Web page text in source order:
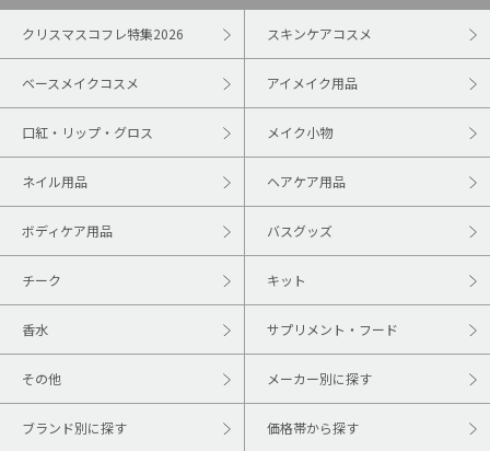
クリスマスコフレ特集2026 スキンケアコスメ
ベースメイクコスメ アイメイク用品
口紅・リップ・グロス メイク小物
ネイル用品 ヘアケア用品
ボディケア用品 バスグッズ
チーク キット
香水 サプリメント・フード
その他 メーカー別に探す
ブランド別に探す 価格帯から探す